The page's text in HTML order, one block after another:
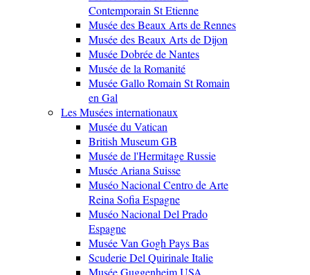
Contemporain St Etienne
Musée des Beaux Arts de Rennes
Musée des Beaux Arts de Dijon
Musée Dobrée de Nantes
Musée de la Romanité
Musée Gallo Romain St Romain
en Gal
Les Musées internationaux
Musée du Vatican
British Museum GB
Musée de l'Hermitage Russie
Musée Ariana Suisse
Muséo Nacional Centro de Arte
Reina Sofia Espagne
Muséo Nacional Del Prado
Espagne
Musée Van Gogh Pays Bas
Scuderie Del Quirinale Italie